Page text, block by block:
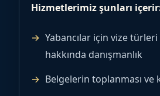
Hizmetlerimiz şunları
Yabancılar için vize
hakkında danışmanlık
Belgelerin toplanması ve